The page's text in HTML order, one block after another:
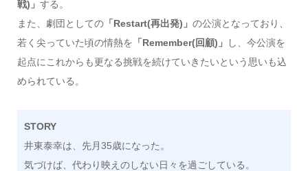
戦)」 する。
また、劇団としての「Restart(再出発)」 の公演となっており、
若く尖っていた頃の情熱を 「Remember(回顧)」
し、今公演を
起点にこれからも更なる挑戦を続けていきたいという思いも込
められている。
STORY
井東泰幸は、先月35歳になった。
気づけば、代わり映えのしない日々を過ごしている。